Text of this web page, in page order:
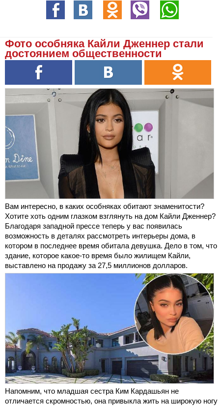
Фото особняка Кайли Дженнер стали
достоянием общественности
Вам интересно, в каких особняках обитают знаменитости?
Хотите хоть одним глазком взглянуть на дом Кайли Дженнер?
Благодаря западной прессе теперь у вас появилась
возможность в деталях рассмотреть интерьеры дома, в
котором в последнее время обитала девушка. Дело в том, что
здание, которое какое-то время было жилищем Кайли,
выставлено на продажу за 27,5 миллионов долларов.
Напомним, что младшая сестра Ким Кардашьян не
отличается скромностью, она привыкла жить на широкую ногу